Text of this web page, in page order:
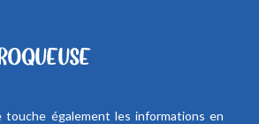
touche également les informations en